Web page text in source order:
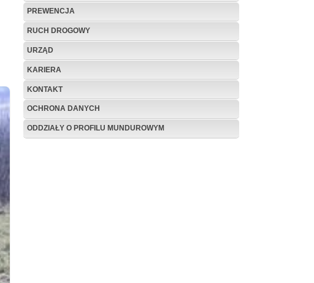
PREWENCJA
RUCH DROGOWY
URZĄD
KARIERA
KONTAKT
OCHRONA DANYCH
ODDZIAŁY O PROFILU MUNDUROWYM